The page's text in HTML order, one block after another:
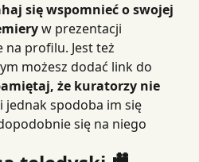
się wspomnieć o swojej
w prezentacji
profilu. Jest też
możesz dodać link do
że kuratorzy nie
jednak spodoba im się
się na niego